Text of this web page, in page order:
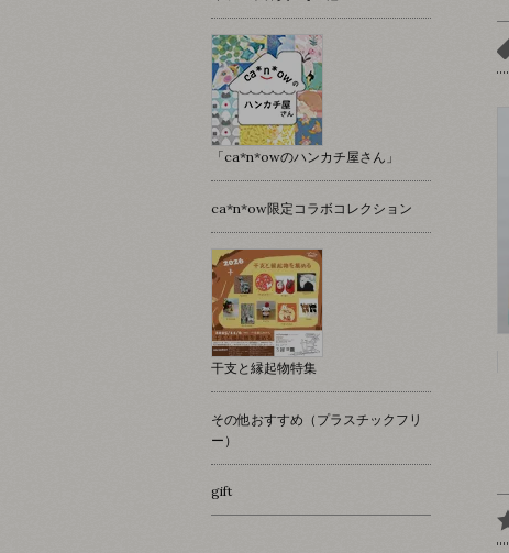
「ca*n*owのハンカチ屋さん」
ca*n*ow限定コラボコレクション
干支と縁起物特集
その他おすすめ（プラスチックフリ
ー）
gift